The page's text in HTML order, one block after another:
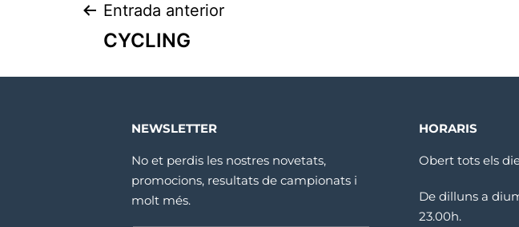
Entrada anterior
CYCLING
NEWSLETTER
No et perdis les nostres novetats,
promocions, resultats de campionats i
molt més.
HORARIS
Obert tots els
De dilluns a
23.00h.